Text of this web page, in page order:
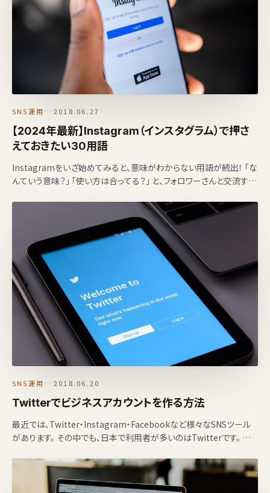
SNS運用 2018.06.27
【2024年最新】Instagram（インスタグラム）で押さ
えておきたい30用語
Instagramをいざ始めてみると、意味がわからない用語が続出！ 「な
んていう意味？」 「使い方は合ってる？」 と、フォロワーさんと交流する
SNS運用 2018.06.20
Twitterでビジネスアカウントを作る方法
最近では、Twitter・Instagram・Facebookなど様々なSNSツール
があります。 その中でも、日本で利用者が多いのはTwitterです。 個